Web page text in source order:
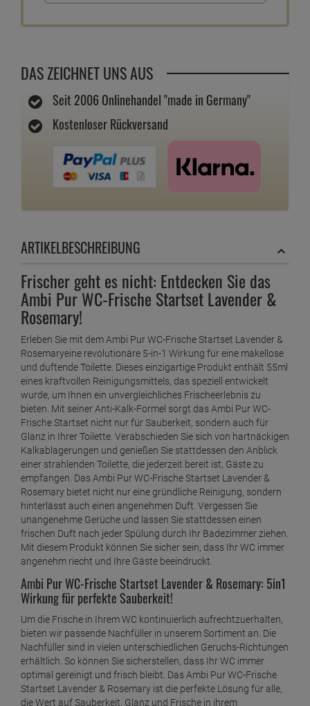
DAS ZEICHNET UNS AUS
Seit 2006 Onlinehandel "made in Germany"
Kostenloser Rückversand
ARTIKELBESCHREIBUNG
Frischer geht es nicht: Entdecken Sie das
Ambi Pur WC-Frische Startset Lavender &
Rosemary!
Erleben Sie mit dem Ambi Pur WC-Frische Startset Lavender &
Rosemaryeine revolutionäre 5-in-1 Wirkung für eine makellose
und duftende Toilette. Dieses einzigartige Produkt enthält 55ml
eines kraftvollen Reinigungsmittels, das speziell entwickelt
wurde, um Ihnen ein unvergleichliches Frischeerlebnis zu
bieten. Mit seiner Anti-Kalk-Formel sorgt das Ambi Pur WC-
Frische Startset nicht nur für Sauberkeit, sondern auch für
Glanz in Ihrer Toilette. Verabschieden Sie sich von hartnäckigen
Kalkablagerungen und genießen Sie stattdessen den Anblick
einer strahlenden Toilette, die jederzeit bereit ist, Gäste zu
empfangen. Das Ambi Pur WC-Frische Startset Lavender &
Rosemary bietet nicht nur eine gründliche Reinigung, sondern
hinterlässt auch einen angenehmen Duft. Vergessen Sie
unangenehme Gerüche und lassen Sie stattdessen einen
frischen Duft nach jeder Spülung durch Ihr Badezimmer ziehen.
Mit diesem Produkt können Sie sicher sein, dass Ihr WC immer
angenehm riecht und Ihre Gäste beeindruckt.
Ambi Pur WC-Frische Startset Lavender & Rosemary: 5in1
Wirkung für perfekte Sauberkeit!
Um die Frische in Ihrem WC kontinuierlich aufrechtzuerhalten,
bieten wir passende Nachfüller in unserem Sortiment an. Die
Nachfüller sind in vielen unterschiedlichen Geruchs-Richtungen
erhältlich. So können Sie sicherstellen, dass Ihr WC immer
optimal gereinigt und frisch bleibt. Das Ambi Pur WC-Frische
Startset Lavender & Rosemary ist die perfekte Lösung für alle,
die Wert auf Sauberkeit, Glanz und Frische in ihrem